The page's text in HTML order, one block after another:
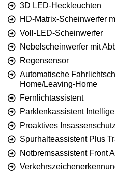
3D LED-Heckleuchten
HD-Matrix-Scheinwerfer
Voll-LED-Scheinwerfer
Nebelscheinwerfer mit
Regensensor
Automatische
Home/Leaving-Home
Fernlichtassistent
Parklenkassistent
Proaktives
Spurhalteassistent Plus
Notbremsassistent Front